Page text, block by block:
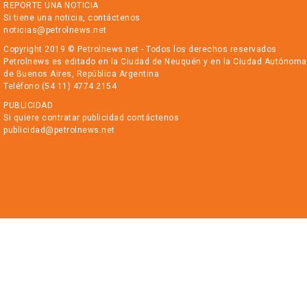
REPORTE UNA NOTICIA
Si tiene una noticia, contáctenos
noticias@petrolnews.net
Copyright 2019 © Petrolnews.net - Todos los derechos reservados
Petrolnews es editado en la Ciudad de Neuquén y en la Ciudad Autónoma
de Buenos Aires, República Argentina
Teléfono (54 11) 4774 2154
PUBLICIDAD
Si quiere contratar publicidad contáctenos
publicidad@petrolnews.net